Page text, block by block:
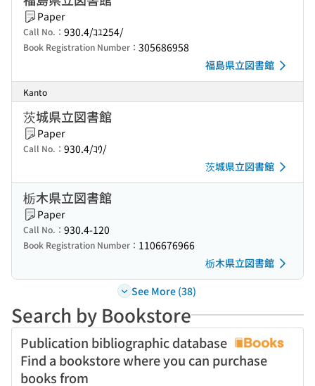
Paper
Call No.： 930.4/ｺﾕ254/
Book Registration Number： 305686958
福島県立図書館
Kanto
茨城県立図書館
Paper
Call No.： 930.4/ｺｳ/
茨城県立図書館
栃木県立図書館
Paper
Call No.： 930.4-120
Book Registration Number： 1106676966
栃木県立図書館
See More (38)
Search by Bookstore
Publication bibliographic database
Find a bookstore where you can purchase
books from